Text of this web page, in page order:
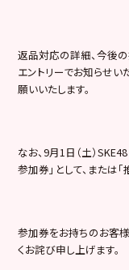
返品対応の詳細、今後
エントリーでお知らせい
願いいたします。
なお、9月1日（土）
参加券」として、または
参加券をお持ちのお客
くお詫び申し上げます。